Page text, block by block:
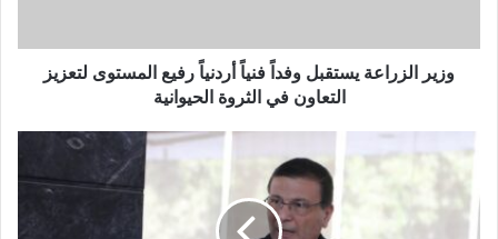
وزير الزراعة يستقبل وفداً فنياً أردنياً رفيع المستوى لتعزيز
التعاون في الثروة الحيوانية